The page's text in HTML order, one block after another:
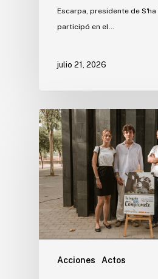
Escarpa, presidente de S'ha
participó en el…
julio 21, 2026
Acciones Actos